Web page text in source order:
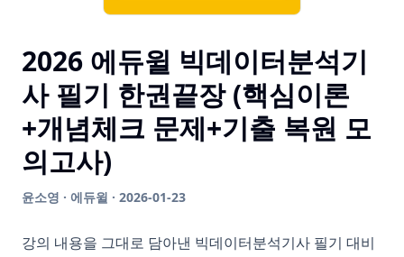
2026 에듀윌 빅데이터분석기
사 필기 한권끝장 (핵심이론
+개념체크 문제+기출 복원 모
의고사)
윤소영 · 에듀윌 · 2026-01-23
강의 내용을 그대로 담아낸 빅데이터분석기사 필기 대비